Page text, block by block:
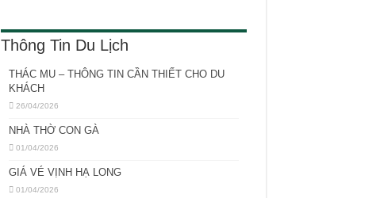
Thông Tin Du Lịch
THÁC MU – THÔNG TIN CẦN THIẾT CHO DU
KHÁCH
26/04/2026
NHÀ THỜ CON GÀ
01/04/2026
GIÁ VÉ VỊNH HẠ LONG
01/04/2026